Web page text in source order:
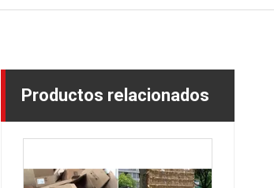
Productos relacionados